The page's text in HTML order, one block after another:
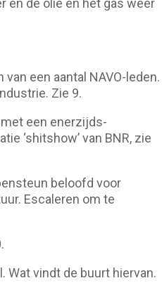
en de olie en het gas weer
een aantal NAVO-leden.
Zie 9.
een enerzijds-
‘shitshow’ van BNR, zie
beloofd voor
Escaleren om te
Wat vindt de buurt hiervan.